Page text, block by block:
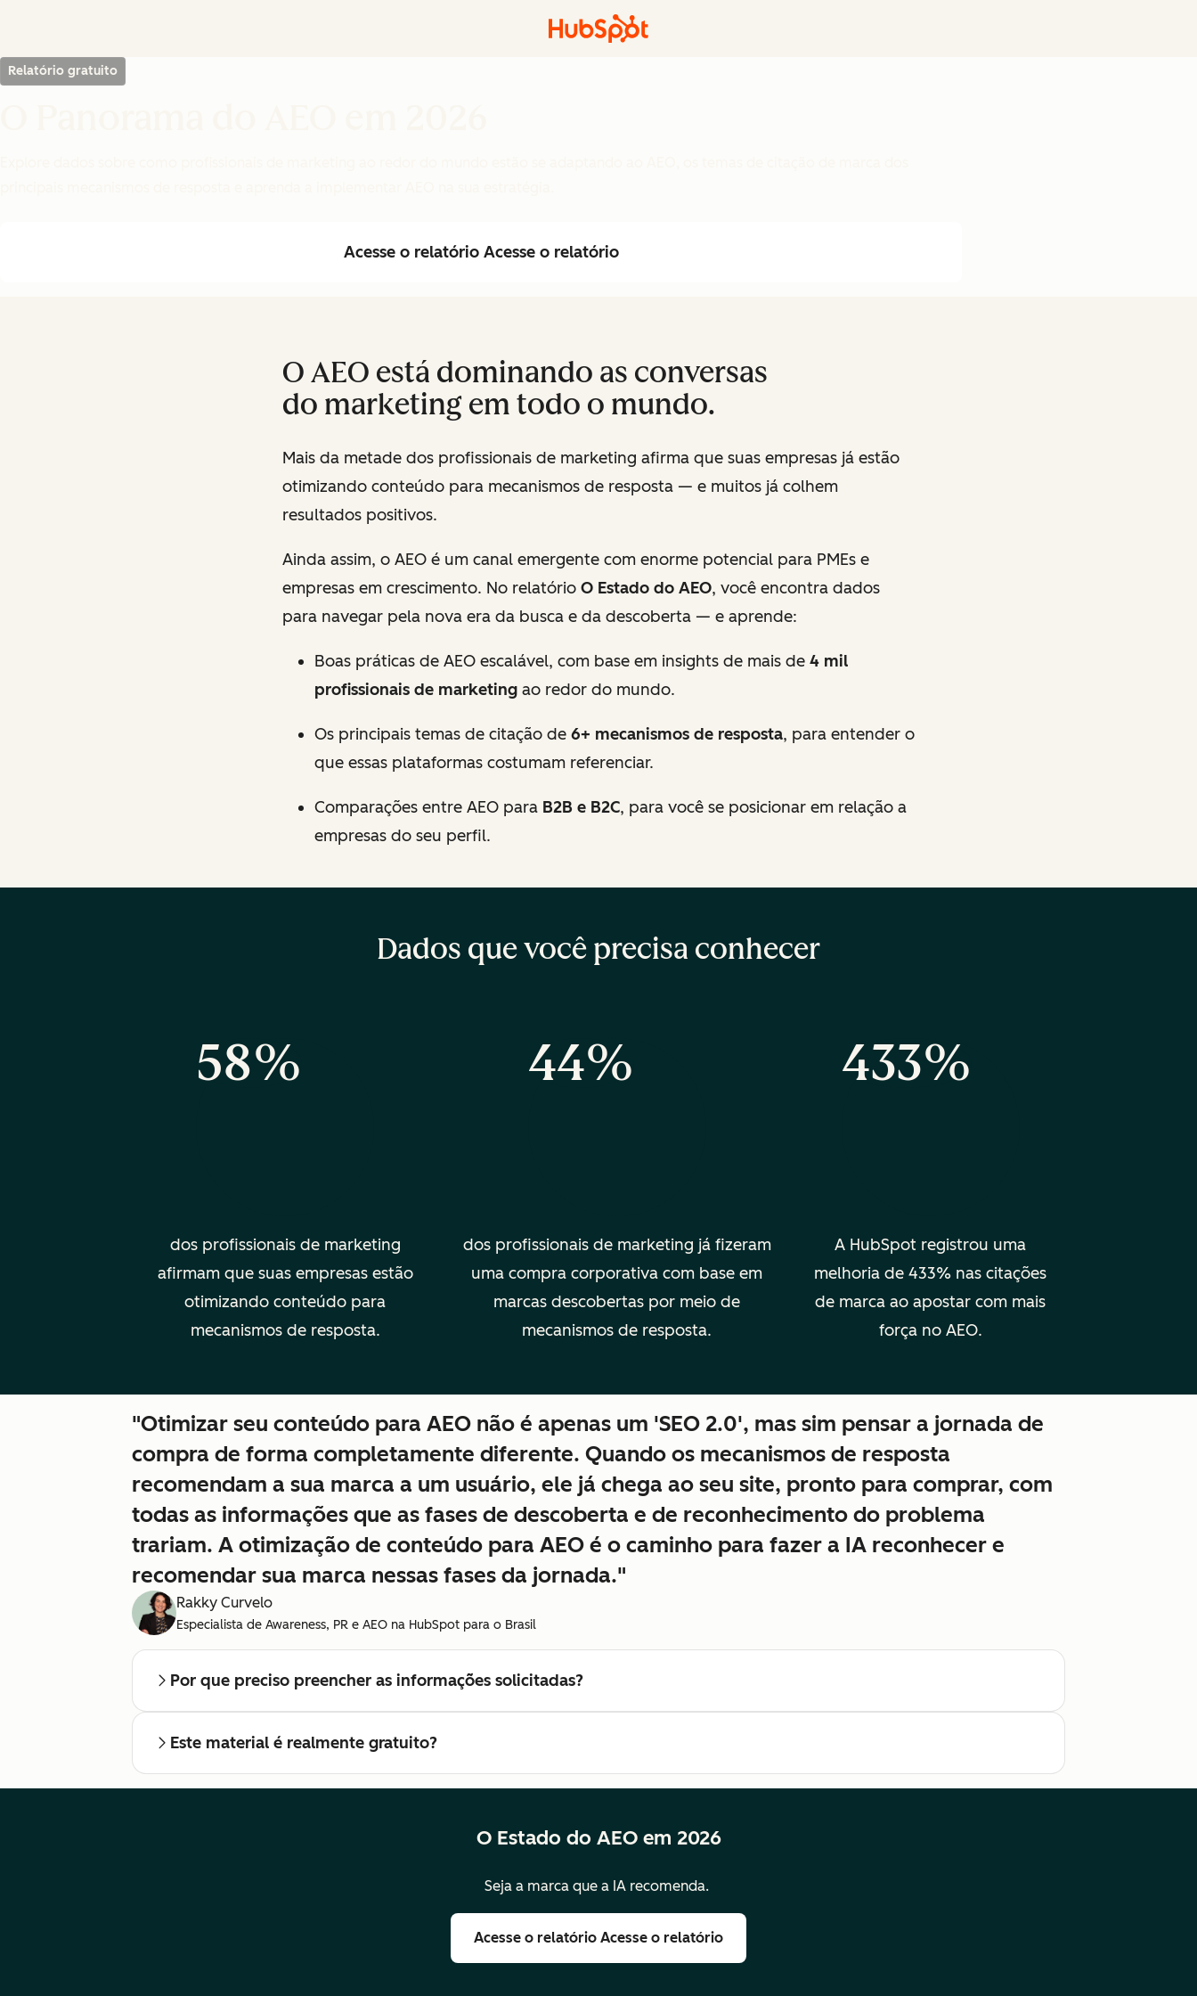
Relatório gratuito
Acesse o relatório Acesse o relatório
O AEO está dominando as conversas
do marketing em todo o mundo.
Mais da metade dos profissionais de marketing afirma que suas empresas já estão
otimizando conteúdo para mecanismos de resposta — e muitos já colhem
resultados positivos.
Ainda assim, o AEO é um canal emergente com enorme potencial para PMEs e
empresas em crescimento. No relatório O Estado do AEO, você encontra dados
para navegar pela nova era da busca e da descoberta — e aprende:
Boas práticas de AEO escalável, com base em insights de mais de 4 mil
profissionais de marketing ao redor do mundo.
Os principais temas de citação de 6+ mecanismos de resposta, para entender o
que essas plataformas costumam referenciar.
Comparações entre AEO para B2B e B2C, para você se posicionar em relação a
empresas do seu perfil.
Dados que você precisa conhecer
58%
dos profissionais de marketing
afirmam que suas empresas estão
otimizando conteúdo para
mecanismos de resposta.
44%
dos profissionais de marketing já fizeram
uma compra corporativa com base em
marcas descobertas por meio de
mecanismos de resposta.
433%
A HubSpot registrou uma
melhoria de 433% nas citações
de marca ao apostar com mais
força no AEO.
"Otimizar seu conteúdo para AEO não é apenas um 'SEO 2.0', mas sim pensar a jornada de
compra de forma completamente diferente. Quando os mecanismos de resposta
recomendam a sua marca a um usuário, ele já chega ao seu site, pronto para comprar, com
todas as informações que as fases de descoberta e de reconhecimento do problema
trariam. A otimização de conteúdo para AEO é o caminho para fazer a IA reconhecer e
recomendar sua marca nessas fases da jornada."
Rakky Curvelo
Especialista de Awareness, PR e AEO na HubSpot para o Brasil
Por que preciso preencher as informações solicitadas?
Este material é realmente gratuito?
O Estado do AEO em 2026
Seja a marca que a IA recomenda.
Acesse o relatório Acesse o relatório